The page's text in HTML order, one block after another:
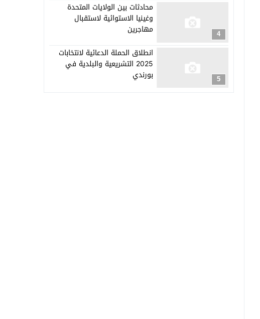
4
محادثات بين الولايات المتحدة
وغينيا الاستوائية لاستقبال
مهاجرين
5
انطلاق الحملة الدعائية لانتخابات
2025 التشريعية والبلدية في
بورندي